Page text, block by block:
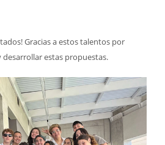
Gracias a estos talentos por
estas propuestas.